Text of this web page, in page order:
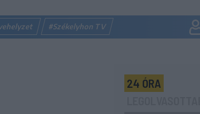
#Székelyhon TV
24 ÓRA